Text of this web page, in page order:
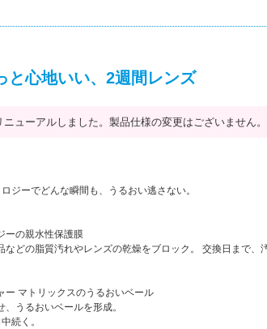
と心地いい、2週間レンズ
ューアルしました。製品仕様の変更はございません。
ジーでどんな瞬間も、うるおい逃さない。
ーの親水性保護膜
どの脂質汚れやレンズの乾燥をブロック。 交換日まで、
ー マトリックスのうるおいベール
うるおいベールを形成。
続く。